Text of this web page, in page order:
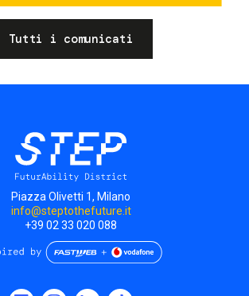
Tutti i comunicati
Piazza Olivetti 1, Milano
info@steptothefuture.it
+39 02 33 020 088